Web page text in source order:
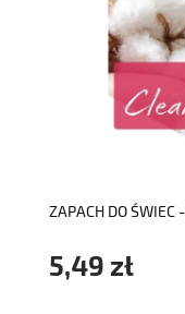
ZAPACH DO
5,49 zł